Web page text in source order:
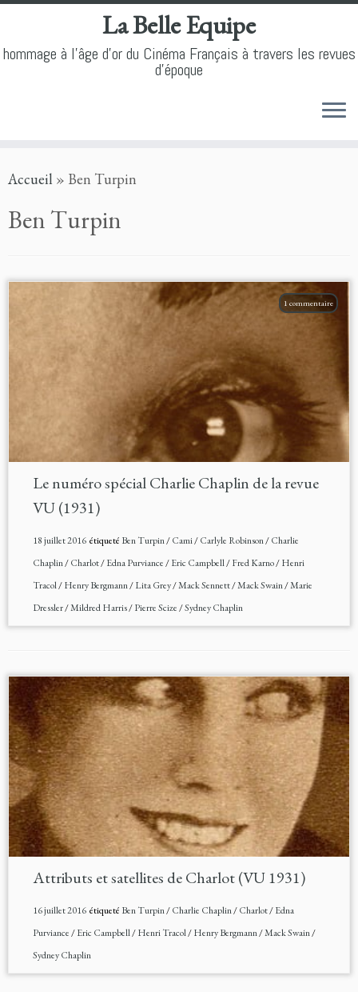
to
La Belle Equipe
hommage à l'âge d'or du Cinéma Français à travers les revues
d'époque
Accueil » Ben Turpin
Ben Turpin
1 commentaire
Le numéro spécial Charlie Chaplin de la revue
VU (1931)
18 juillet 2016étiqueté Ben Turpin/Cami/Carlyle Robinson/Charlie
Chaplin/Charlot/Edna Purviance/Eric Campbell/Fred Karno/Henri
Tracol/Henry Bergmann/Lita Grey/Mack Sennett/Mack Swain/Marie
Dressler/Mildred Harris/Pierre Scize/Sydney Chaplin
Attributs et satellites de Charlot (VU 1931)
16 juillet 2016étiqueté Ben Turpin/Charlie Chaplin/Charlot/Edna
Purviance/Eric Campbell/Henri Tracol/Henry Bergmann/Mack Swain/
Sydney Chaplin